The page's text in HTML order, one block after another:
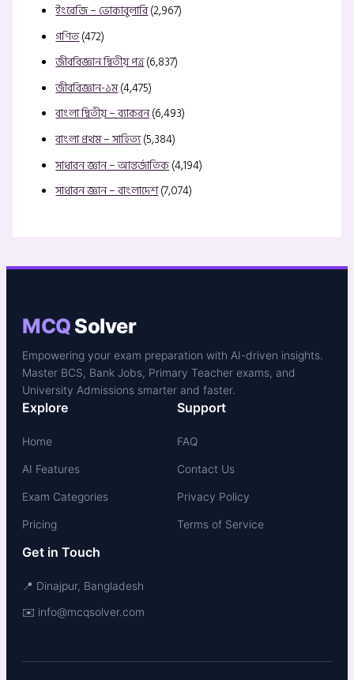
ইংরেজি – ভোকাবুলারি(2,967)
গণিত(472)
জীববিজ্ঞান দ্বিতীয় পত্র(6,837)
জীববিজ্ঞান-১ম(4,475)
বাংলা দ্বিতীয় – ব্যাকরন(6,493)
বাংলা প্রথম – সাহিত্য(5,384)
সাধারন জ্ঞান – আন্তর্জাতিক(4,194)
সাধারন জ্ঞান – বাংলাদেশ(7,074)
MCQSolver
Empowering your exam preparation with AI-driven insights.
Master BCS, Bank Jobs, Primary Teacher exams, and
University Admissions smarter and faster.
Explore
Home
AI Features
Exam Categories
Pricing
Support
FAQ
Contact Us
Privacy Policy
Terms of Service
Get in Touch
📍 Dinajpur, Bangladesh
✉️ info@mcqsolver.com